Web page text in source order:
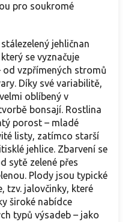
pro soukromé
jehličnan
se vyznačuje
vzpřímených stromů
Díky své variabilitě,
oblíbený v
bonsají. Rostlina
porost – mladé
listy, zatímco starší
jehlice. Zbarvení se
sytě zelené přes
Plody jsou typické
tzv. jalovčinky, které
široké nabídce
typů výsadeb – jako